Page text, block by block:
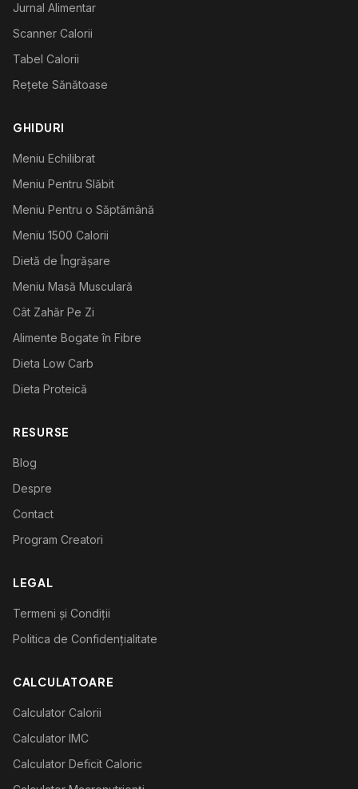
Jurnal Alimentar
Scanner Calorii
Tabel Calorii
Rețete Sănătoase
GHIDURI
Meniu Echilibrat
Meniu Pentru Slăbit
Meniu Pentru o Săptămână
Meniu 1500 Calorii
Dietă de Îngrășare
Meniu Masă Musculară
Cât Zahăr Pe Zi
Alimente Bogate în Fibre
Dieta Low Carb
Dieta Proteică
RESURSE
Blog
Despre
Contact
Program Creatori
LEGAL
Termeni și Condiții
Politica de Confidențialitate
CALCULATOARE
Calculator Calorii
Calculator IMC
Calculator Deficit Caloric